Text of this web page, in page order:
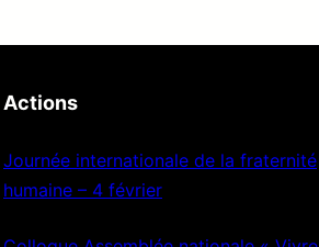
Actions
Journée internationale de la fraternité
humaine – 4 février